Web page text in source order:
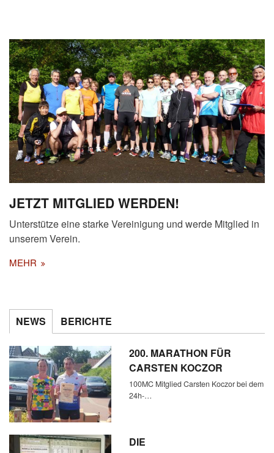
JETZT MITGLIED WERDEN!
Unterstütze eine starke Vereinigung und werde Mitglied in
unserem Verein.
MEHR
NEWS BERICHTE
200. MARATHON FÜR
CARSTEN KOCZOR
100MC Mitglied Carsten Koczor bei dem
24h-…
DIE